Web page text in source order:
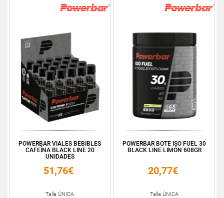
POWERBAR VIALES BEBIBLES
CAFEÍNA BLACK LINE 20
UNIDADES
51,76€
Talla ÚNICA
POWERBAR BOTE ISO FUEL 30
BLACK LINE LIMÓN 608GR
20,77€
Talla ÚNICA